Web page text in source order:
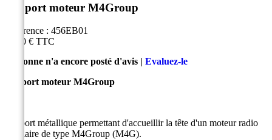
Support moteur M4Group
Référence : 456EB01
11,30 € TTC
Personne n'a encore posté d'avis | Evaluez-le
Support moteur M4Group
Support métallique permettant d'accueillir la tête d'un moteur radio
ou filaire de type M4Group (M4G).